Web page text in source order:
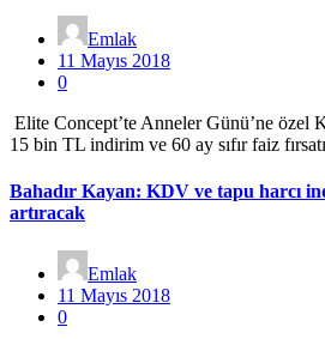
Emlak
11 Mayıs 2018
0
Elite Concept’te Anneler Günü’ne özel
15 bin TL indirim ve 60 ay sıfır faiz
Bahadır Kayan: KDV ve tapu harcı
artıracak
Emlak
11 Mayıs 2018
0